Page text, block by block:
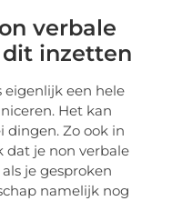
verbale
inzetten
eigenlijk een hele
Het kan
dingen. Zo ook in
dat je non verbale
je gesproken
namelijk nog